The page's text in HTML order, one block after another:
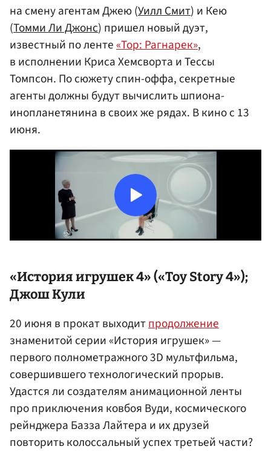
на смену агентам Джею (Уилл Смит) и Кею
(Томми Ли Джонс) пришел новый дуэт,
известный по ленте«Тор: Рагнарек»,
в исполнении Криса Хемсворта и Тессы
Томпсон. По сюжету спин-оффа, секретные
агенты должны будут вычислить шпиона-
инопланетянина в своих же рядах. В кино с 13
июня.
«История игрушек 4» («Toy Story 4»);
Джош Кули
20 июня в прокат выходитпродолжение
знаменитой серии «История игрушек» —
первого полнометражного 3D мультфильма,
совершившего технологический прорыв.
Удастся ли создателям анимационной ленты
про приключения ковбоя Вуди, космического
рейнджера Базза Лайтера и их друзей
повторить колоссальный успех третьей части?